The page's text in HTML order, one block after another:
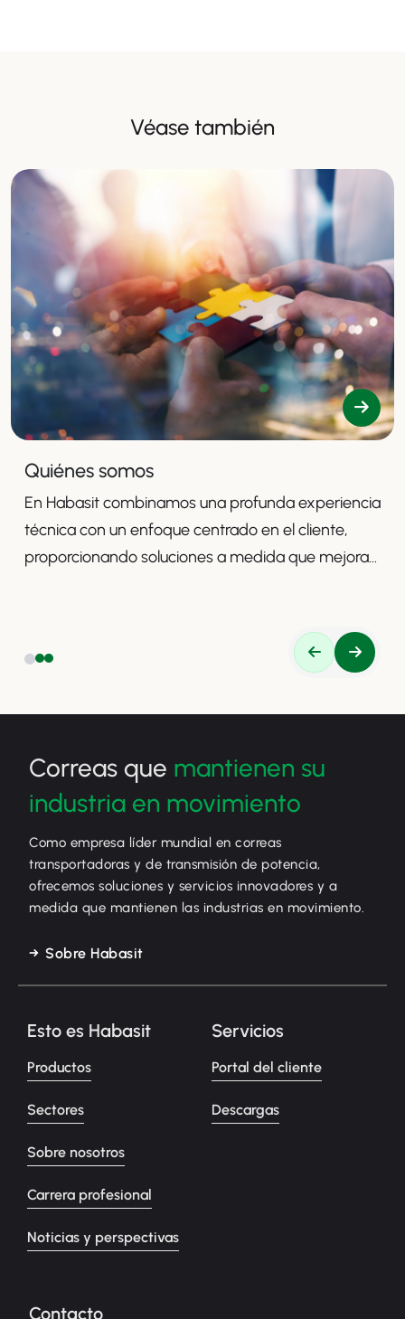
Véase también
Quiénes somos
En Habasit combinamos una profunda experiencia
técnica con un enfoque centrado en el cliente,
proporcionando soluciones a medida que mejoran
Correas que mantienen su
industria en movimiento
Como empresa líder mundial en correas
transportadoras y de transmisión de potencia,
ofrecemos soluciones y servicios innovadores y a
medida que mantienen las industrias en movimiento.
Sobre Habasit
Esto es Habasit
Productos
Sectores
Sobre nosotros
Carrera profesional
Noticias y perspectivas
Servicios
Portal del cliente
Descargas
Contacto